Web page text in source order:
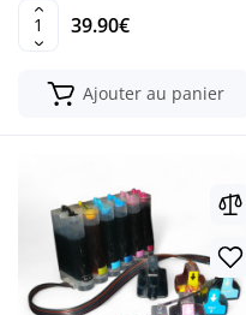
39.90€
Ajouter au panier